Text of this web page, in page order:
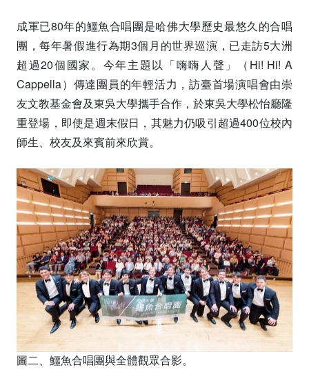
成軍已80年的鱷魚合唱團是哈佛大學歷史最悠久的合唱
團，每年暑假進行為期3個月的世界巡演，已走訪5大洲
超過20個國家。今年主題以「嗨嗨人聲」（Hi! Hi! A
Cappella）傳達團員的年輕活力，訪臺首場演唱會由崇
友文教基金會及東吳大學攜手合作，於東吳大學松怡廳隆
重登場，即使是週末假日，其魅力仍吸引超過400位校內
師生、校友及來賓前來欣賞。
圖二、鱷魚合唱團與全體觀眾合影。